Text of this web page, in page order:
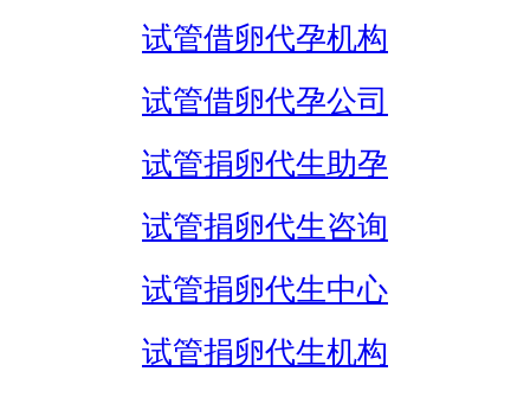
试管借卵代孕机构
试管借卵代孕公司
试管捐卵代生助孕
试管捐卵代生咨询
试管捐卵代生中心
试管捐卵代生机构